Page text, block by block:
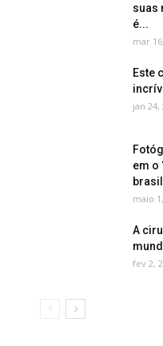
suas
é...
mar
Este
jan 24,
em o
maio
A
fev 2,